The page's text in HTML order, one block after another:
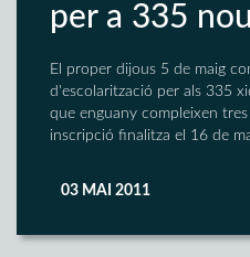
per a 335
El proper dijous 5 de maig
d'escolarització per als 335
que enguany compleixen
inscripció finalitza el 16 de
03 MAI 2011